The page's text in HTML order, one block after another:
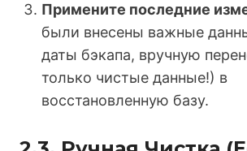
Примените последние
были внесены важные
даты бэкапа, вручную
только чистые данные!) в
восстановленную базу.